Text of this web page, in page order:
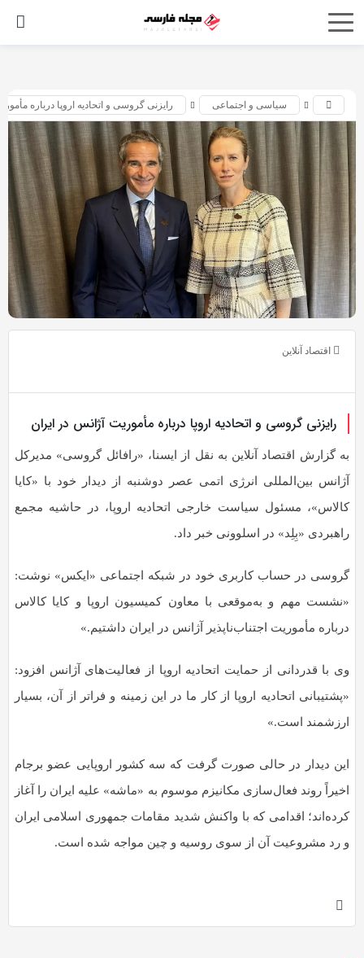
اشتراک
با
استفاده
از
زیر
می‌توانید
این
صفحه
را
با
خود
اشتراک
بگذارید.
لینک
سیاسی و اجتماعی رایزنی گروسی و اتحادیه اروپا درباره
اقتصاد آنلاین
رایزنی گروسی و اتحادیه اروپا درباره مأموریت آژانس در ایران
به گزارش اقتصاد آنلاین به نقل از ایسنا، «رافائل گروسی» مدیرکل
آژانس بین‌المللی انرژی اتمی عصر دوشنبه از دیدار خود با «کایا
کالاس»، مسئول سیاست خارجی اتحادیه اروپا، در حاشیه مجمع
راهبردی «بِلِد» در اسلوونی خبر داد.
گروسی در حساب کاربری خود در شبکه اجتماعی «ایکس» نوشت:
«نشست مهم و به‌موقعی با معاون کمیسیون اروپا و کایا کالاس
درباره مأموریت اجتناب‌ناپذیر آژانس در ایران داشتیم.»
وی با قدردانی از حمایت اتحادیه اروپا از فعالیت‌های آژانس افزود:
«پشتیبانی اتحادیه اروپا از کار ما در این زمینه و فراتر از آن، بسیار
ارزشمند است.»
این دیدار در حالی صورت گرفت که سه کشور اروپایی عضو برجام
اخیراً روند فعال‌سازی مکانیزم موسوم به «ماشه» علیه ایران را آغاز
کرده‌اند؛ اقدامی که با واکنش شدید مقامات جمهوری اسلامی ایران
و رد مشروعیت آن از سوی روسیه و چین مواجه شده است.